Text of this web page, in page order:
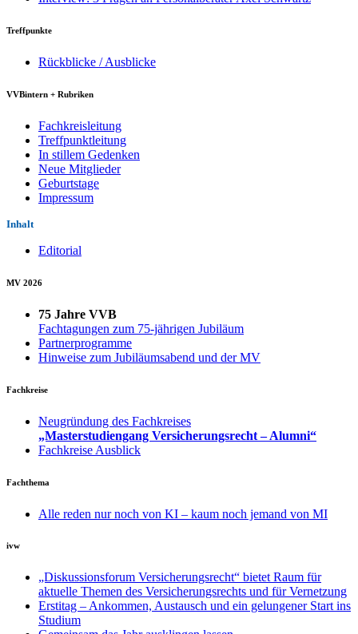
Treffpunkte
Rückblicke / Ausblicke
VVBintern + Rubriken
Fachkreisleitung
Treffpunktleitung
In stillem Gedenken
Neue Mitglieder
Geburtstage
Impressum
Inhalt
Editorial
MV 2026
75 Jahre VVB
Fachtagungen zum 75-jährigen Jubiläum
Partnerprogramme
Hinweise zum Jubiläumsabend und der MV
Fachkreise
Neugründung des Fachkreises
„Masterstudiengang Versicherungsrecht – Alumni“
Fachkreise Ausblick
Fachthema
Alle reden nur noch von KI – kaum noch jemand von MI
ivw
„Diskussionsforum Versicherungsrecht“ bietet Raum für
aktuelle Themen des Versicherungsrechts und für Vernetzung
Erstitag – Ankommen, Austausch und ein gelungener Start ins
Studium